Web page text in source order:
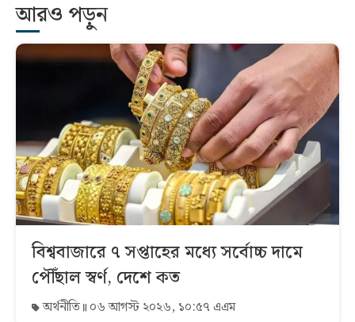
আরও পড়ুন
বিশ্ববাজারে ৭ সপ্তাহের মধ্যে সর্বোচ্চ দামে
পৌঁছাল স্বর্ণ, দেশে কত
অর্থনীতি ০৬ আগস্ট ২০২৬, ১০:৫৭ এএম